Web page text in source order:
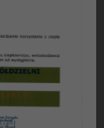
r.
–Adam Ziółek